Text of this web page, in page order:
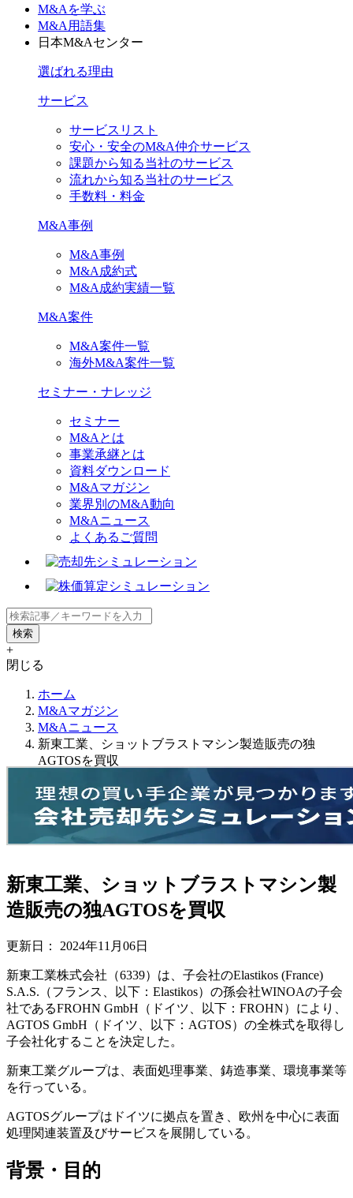
M&Aを学ぶ
M&A用語集
日本M&Aセンター
選ばれる理由
サービス
サービスリスト
安心・安全のM&A仲介サービス
課題から知る当社のサービス
流れから知る当社のサービス
手数料・料金
M&A事例
M&A事例
M&A成約式
M&A成約実績一覧
M&A案件
M&A案件一覧
海外M&A案件一覧
セミナー・ナレッジ
セミナー
M&Aとは
事業承継とは
資料ダウンロード
M&Aマガジン
業界別のM&A動向
M&Aニュース
よくあるご質問
+
閉じる
ホーム
M&Aマガジン
M&Aニュース
新東工業、ショットブラストマシン製造販売の独
AGTOSを買収
新東工業、ショットブラストマシン製
造販売の独AGTOSを買収
更新日： 2024年11月06日
新東工業株式会社（6339）は、子会社のElastikos (France)
S.A.S.（フランス、以下：Elastikos）の孫会社WINOAの子会
社であるFROHN GmbH（ドイツ、以下：FROHN）により、
AGTOS GmbH（ドイツ、以下：AGTOS）の全株式を取得し
子会社化することを決定した。
新東工業グループは、表面処理事業、鋳造事業、環境事業等
を行っている。
AGTOSグループはドイツに拠点を置き、欧州を中心に表面
処理関連装置及びサービスを展開している。
背景・目的